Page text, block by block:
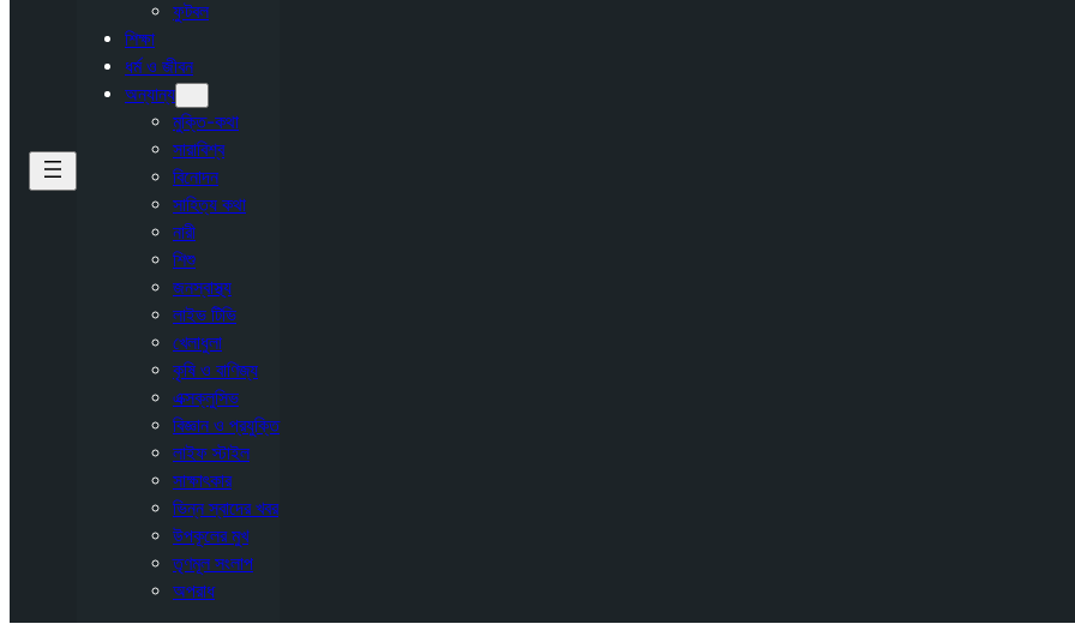
ফুটবল
শিক্ষা
ধর্ম ও জীবন
অন্যান্য
মুক্তি-কথা
সারাবিশ্ব
বিনোদন
সাহিত্য কথা
নারী
শিশু
জনস্বাস্থ্য
লাইভ টিভি
খেলাধুলা
কৃষি ও বাণিজ্য
এক্সক্লুসিভ
বিজ্ঞান ও প্রযুক্তি
লাইফ স্টাইল
সাক্ষাৎকার
ভিন্ন স্বাদের খবর
উপকূলের মুখ
তৃণমূল সংলাপ
অপরাধ